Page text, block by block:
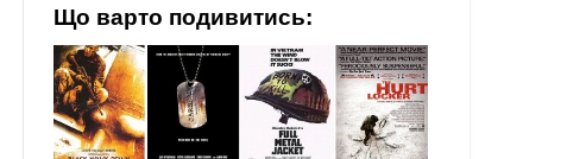
Що варто подивитись: